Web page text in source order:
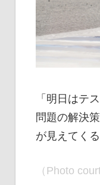
「明日はテ
問題の解決
が見えてく
（Photo